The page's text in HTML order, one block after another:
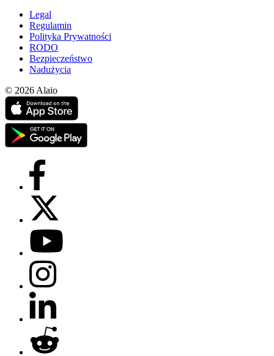
Legal
Regulamin
Polityka Prywatności
RODO
Bezpieczeństwo
Nadużycia
© 2026 Alaio